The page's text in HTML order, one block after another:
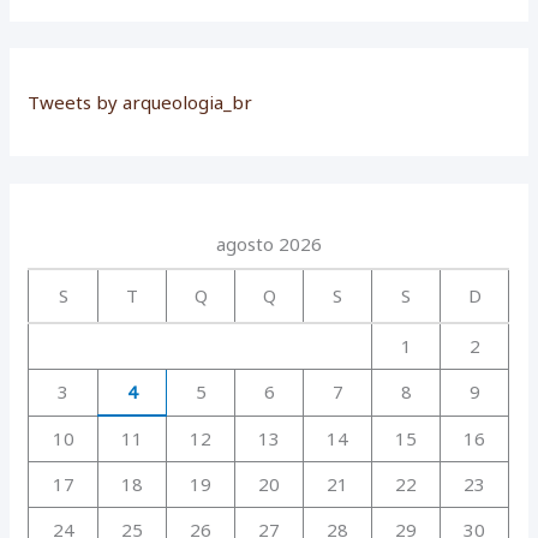
Tweets by arqueologia_br
agosto 2026
S T Q Q S S D
1
2
3
4 5 6 7 8
9
10
11 12 13 14 15
16
17
18 19 20 21 22
23
24
25 26 27 28 29 30